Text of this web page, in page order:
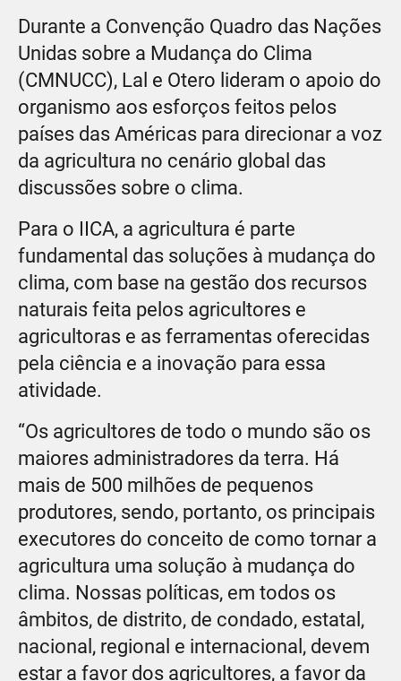
Durante a Convenção Quadro das Nações
Unidas sobre a Mudança do Clima
(CMNUCC), Lal e Otero lideram o apoio do
organismo aos esforços feitos pelos
países das Américas para direcionar a voz
da agricultura no cenário global das
discussões sobre o clima.
Para o IICA, a agricultura é parte
fundamental das soluções à mudança do
clima, com base na gestão dos recursos
naturais feita pelos agricultores e
agricultoras e as ferramentas oferecidas
pela ciência e a inovação para essa
atividade.
“Os agricultores de todo o mundo são os
maiores administradores da terra. Há
mais de 500 milhões de pequenos
produtores, sendo, portanto, os principais
executores do conceito de como tornar a
agricultura uma solução à mudança do
clima. Nossas políticas, em todos os
âmbitos, de distrito, de condado, estatal,
nacional, regional e internacional, devem
estar a favor dos agricultores, a favor da